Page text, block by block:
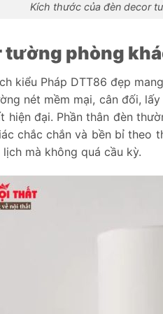
Kích thước của đèn decor
tường phòng
kiểu Pháp DTT86 đẹp
nét mềm mại, cân đối,
hiện đại. Phần thân đèn
chắc chắn và bền bỉ theo
mà không quá cầu kỳ.